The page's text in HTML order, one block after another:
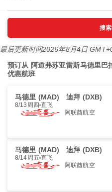
搜
最后更新时间2026年8月4日
预订从 阿道弗苏亚雷斯马德里巴
优惠航班
马德里 (MAD) 迪拜 (DXB)
8/13周四 直飞
阿联酋航空
马德里 (MAD) 迪拜 (DXB)
8/14周五 直飞
阿联酋航空